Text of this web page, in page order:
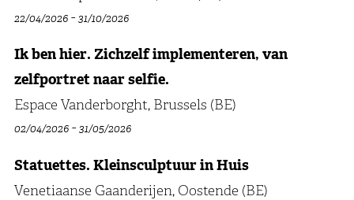
22/04/2026-31/10/2026
Ik ben hier. Zichzelf implementeren, van
zelfportret naar selfie.
Espace Vanderborght, Brussels (BE)
02/04/2026-31/05/2026
Statuettes. Kleinsculptuur in Huis
Venetiaanse Gaanderijen, Oostende (BE)